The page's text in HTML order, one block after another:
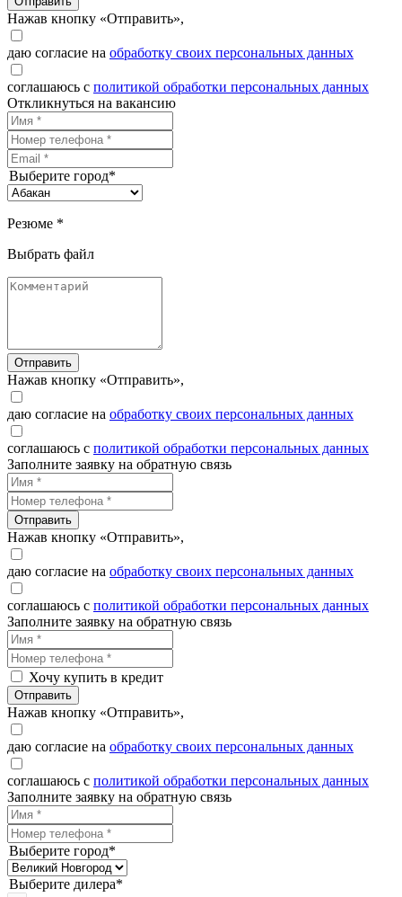
Нажав кнопку «Отправить»,
даю согласие на обработку своих персональных данных
соглашаюсь с политикой обработки персональных данных
Откликнуться на вакансию
Выберите город*
Резюме *
Выбрать файл
Отправить
Нажав кнопку «Отправить»,
даю согласие на обработку своих персональных данных
соглашаюсь с политикой обработки персональных данных
Заполните заявку на обратную связь
Отправить
Нажав кнопку «Отправить»,
даю согласие на обработку своих персональных данных
соглашаюсь с политикой обработки персональных данных
Заполните заявку на обратную связь
Хочу купить в кредит
Отправить
Нажав кнопку «Отправить»,
даю согласие на обработку своих персональных данных
соглашаюсь с политикой обработки персональных данных
Заполните заявку на обратную связь
Выберите город*
Выберите дилера*